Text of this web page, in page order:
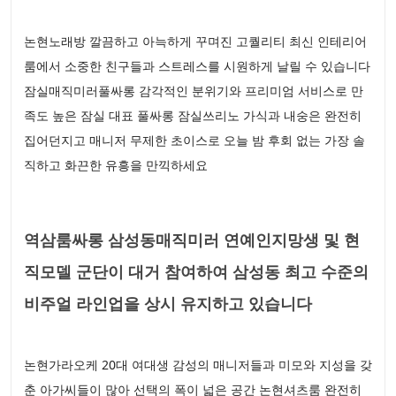
논현노래방 깔끔하고 아늑하게 꾸며진 고퀄리티 최신 인테리어
룸에서 소중한 친구들과 스트레스를 시원하게 날릴 수 있습니다
잠실매직미러풀싸롱 감각적인 분위기와 프리미엄 서비스로 만
족도 높은 잠실 대표 풀싸롱 잠실쓰리노 가식과 내숭은 완전히
집어던지고 매니저 무제한 초이스로 오늘 밤 후회 없는 가장 솔
직하고 화끈한 유흥을 만끽하세요
역삼룸싸롱 삼성동매직미러 연예인지망생 및 현
직모델 군단이 대거 참여하여 삼성동 최고 수준의
비주얼 라인업을 상시 유지하고 있습니다
논현가라오케 20대 여대생 감성의 매니저들과 미모와 지성을 갖
춘 아가씨들이 많아 선택의 폭이 넓은 공간 논현셔츠룸 완전히